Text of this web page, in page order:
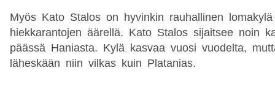
Myös Kato Stalos on hyvinkin rauhallinen
hiekkarantojen äärellä. Kato Stalos sijaitsee noin
päässä Haniasta. Kylä kasvaa vuosi vuodelta,
läheskään niin vilkas kuin Platanias.